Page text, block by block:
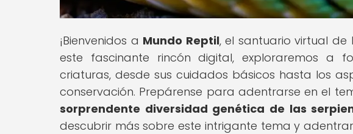
¡Bienvenidos a Mundo Reptil, el santuario virtual de
este fascinante rincón digital, exploraremos a
criaturas, desde sus cuidados básicos hasta los
conservación. Prepárense para adentrarse en el
sorprendente diversidad genética de las
descubrir más sobre este intrigante tema y